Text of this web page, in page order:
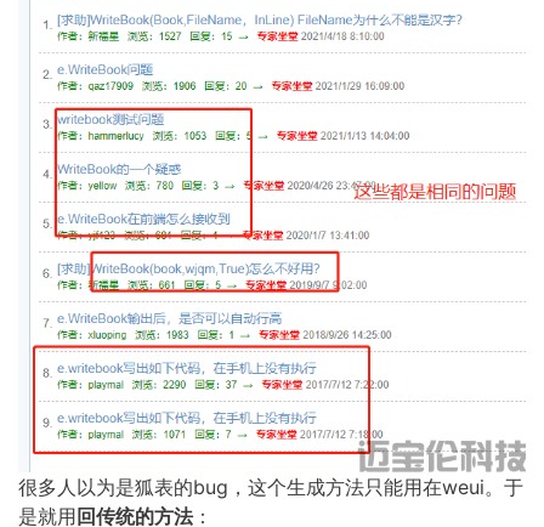
很多人以为是狐表的bug，这个生成方法只能用在weui。于
是就用回传统的方法：